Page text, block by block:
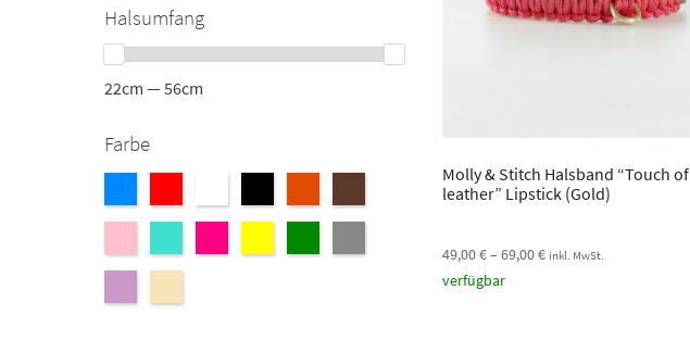
Molly & Stitch Halsband “Touch of
leather” Lipstick (Gold)
49,00€–69,00€ inkl. MwSt.
verfügbar
Halsumfang
22cm — 56cm
Farbe